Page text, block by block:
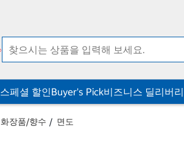
스페셜 할인Buyer's Pick비즈니스 딜리버리
화장품/향수 면도